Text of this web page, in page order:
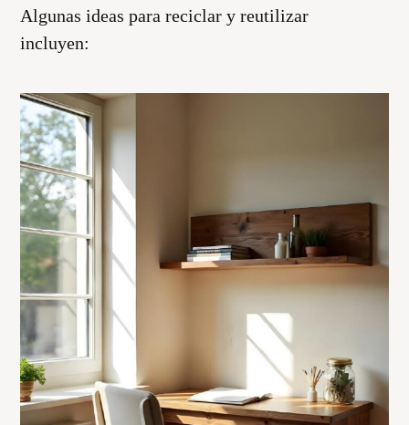
Algunas ideas para reciclar y reutilizar
incluyen: